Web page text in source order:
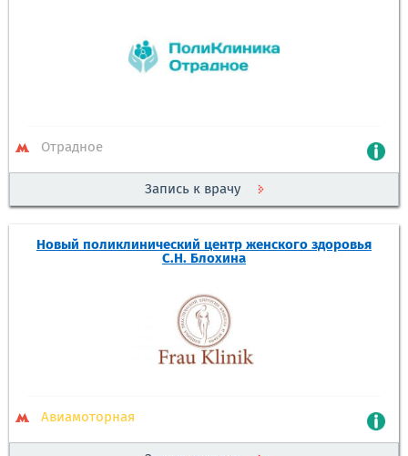
Отрадное
Запись к врачу
Новый поликлинический центр женского здоровья
С.Н. Блохина
Авиамоторная